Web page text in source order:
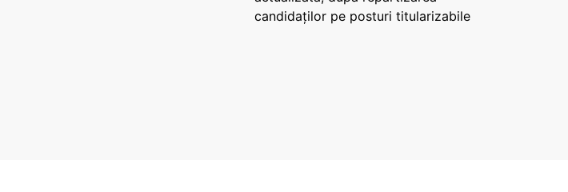
candidaților pe posturi titularizabile